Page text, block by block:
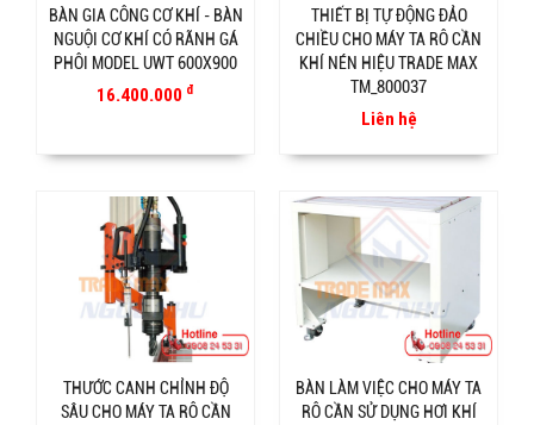
BÀN GIA CÔNG CƠ KHÍ - BÀN
NGUỘI CƠ KHÍ CÓ RÃNH GÁ
PHÔI MODEL UWT 600X900
16.400.000 đ
THIẾT BỊ TỰ ĐỘNG ĐẢO
CHIỀU CHO MÁY TA RÔ CẦN
KHÍ NÉN HIỆU TRADE MAX
TM_800037
Liên hệ
THƯỚC CANH CHỈNH ĐỘ
SÂU CHO MÁY TA RÔ CẦN
BÀN LÀM VIỆC CHO MÁY TA
RÔ CẦN SỬ DỤNG HƠI KHÍ